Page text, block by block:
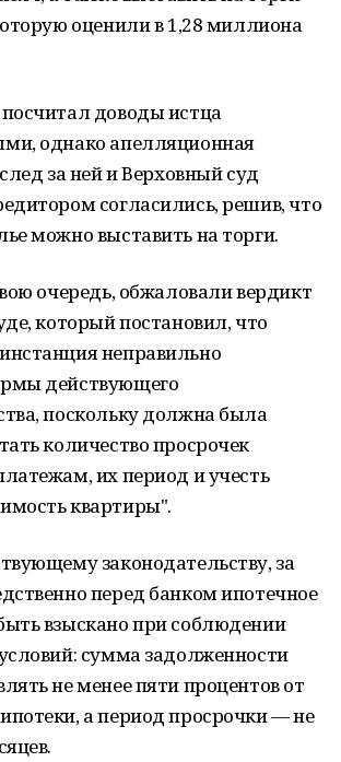
оценили в 1,28 миллиона
доводы истца
однако апелляционная
за ней и Верховный суд
согласились, решив, что
можно выставить на торги.
очередь, обжаловали вердикт
который постановил, что
неправильно
действующего
поскольку должна была
количество просрочек
их период и учесть
квартиры".
законодательству, за
перед банком ипотечное
взыскано при соблюдении
сумма задолженности
не менее пяти процентов от
а период просрочки — не